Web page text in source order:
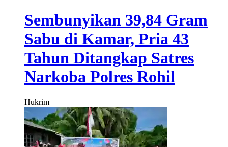
Sembunyikan 39,84 Gram
Sabu di Kamar, Pria 43
Tahun Ditangkap Satres
Narkoba Polres Rohil
Hukrim